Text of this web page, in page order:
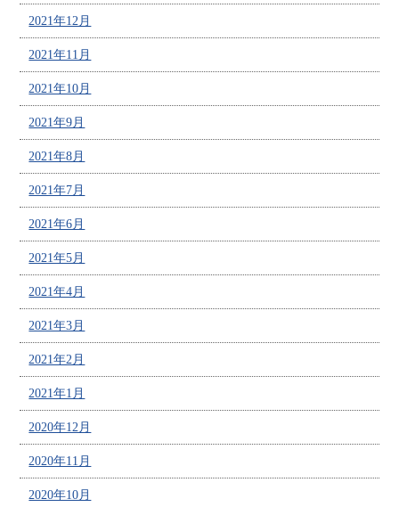
2021年12月
2021年11月
2021年10月
2021年9月
2021年8月
2021年7月
2021年6月
2021年5月
2021年4月
2021年3月
2021年2月
2021年1月
2020年12月
2020年11月
2020年10月